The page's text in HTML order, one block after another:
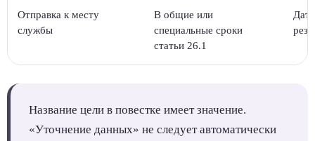
Отправка к месту
службы
В общие или
специальные сроки
статьи 26.1
Название цели в повестке имеет значение.
«Уточнение данных» не следует автоматически